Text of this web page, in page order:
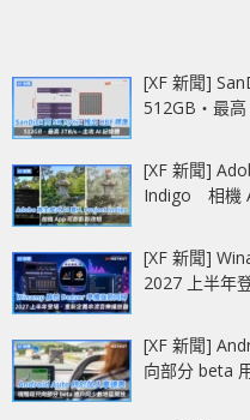
[XF 新聞]
512GB‧最
[XF 新聞]
Indigo 相機
[XF 新聞]
2027 上半年
[XF 新聞]
向部分 beta